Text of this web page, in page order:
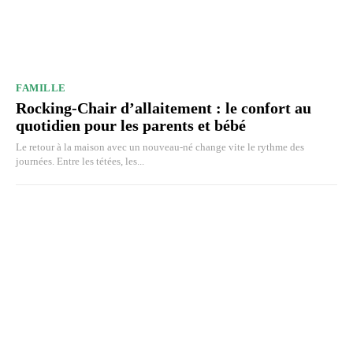
FAMILLE
Rocking-Chair d’allaitement : le confort au
quotidien pour les parents et bébé
Le retour à la maison avec un nouveau-né change vite le rythme des
journées. Entre les tétées, les...